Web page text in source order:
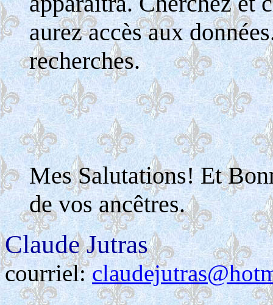
aurez accès aux
recherches.
Mes Salutations! Et
de vos ancêtres.
Claude Jutras
courriel: